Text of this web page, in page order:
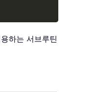
하는 서브루틴